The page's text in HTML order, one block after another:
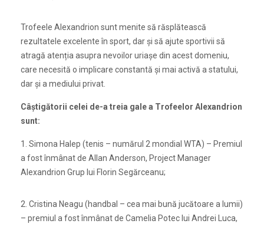
Trofeele Alexandrion sunt menite să răsplătească
rezultatele excelente în sport, dar și să ajute sportivii să
atragă atenția asupra nevoilor uriaşe din acest domeniu,
care necesită o implicare constantă şi mai activă a statului,
dar şi a mediului privat.
Câștigătorii celei de-a treia gale a Trofeelor Alexandrion
sunt:
1. Simona Halep (tenis – numărul 2 mondial WTA) – Premiul
a fost înmânat de Allan Anderson, Project Manager
Alexandrion Grup lui Florin Segărceanu;
2. Cristina Neagu (handbal – cea mai bună jucătoare a lumii)
– premiul a fost înmânat de Camelia Potec lui Andrei Luca,